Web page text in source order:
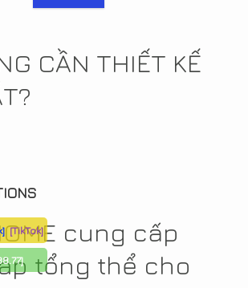
CẦN THIẾT KẾ
cung cấp
tổng thể cho
[TikTok]